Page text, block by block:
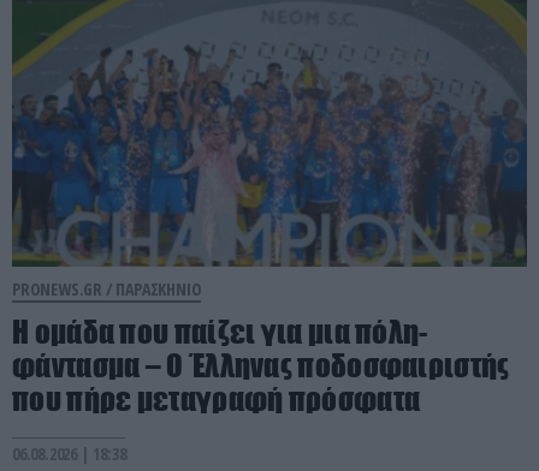
PRONEWS.GR / ΠΑΡΑΣΚΗΝΙΟ
Η ομάδα που παίζει για μια πόλη-
φάντασμα – Ο Έλληνας ποδοσφαιριστής
που πήρε μεταγραφή πρόσφατα
06.08.2026 | 18:38